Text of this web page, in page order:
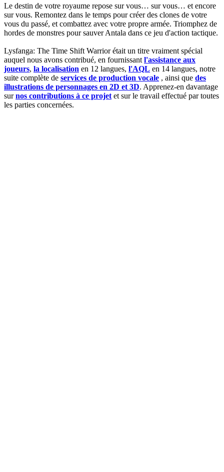
Le destin de votre royaume repose sur vous… sur vous… et encore
sur vous. Remontez dans le temps pour créer des clones de votre
vous du passé, et combattez avec votre propre armée. Triomphez de
hordes de monstres pour sauver Antala dans ce jeu d'action tactique.
Lysfanga: The Time Shift Warrior était un titre vraiment spécial
auquel nous avons contribué, en fournissant l'assistance aux
joueurs, la localisation en 12 langues, l'AQL en 14 langues, notre
suite complète de services de production vocale , ainsi que des
illustrations de personnages en 2D et 3D. Apprenez-en davantage
surnos contributions à ce projet et sur le travail effectué par toutes
les parties concernées.